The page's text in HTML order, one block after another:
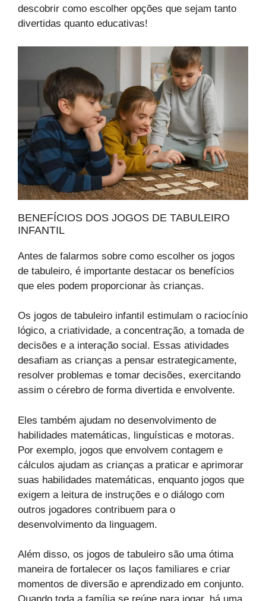
descobrir como escolher opções que sejam tanto
divertidas quanto educativas!
BENEFÍCIOS DOS JOGOS DE TABULEIRO
INFANTIL
Antes de falarmos sobre como escolher os jogos
de tabuleiro, é importante destacar os benefícios
que eles podem proporcionar às crianças.
Os jogos de tabuleiro infantil estimulam o raciocínio
lógico, a criatividade, a concentração, a tomada de
decisões e a interação social. Essas atividades
desafiam as crianças a pensar estrategicamente,
resolver problemas e tomar decisões, exercitando
assim o cérebro de forma divertida e envolvente.
Eles também ajudam no desenvolvimento de
habilidades matemáticas, linguísticas e motoras.
Por exemplo, jogos que envolvem contagem e
cálculos ajudam as crianças a praticar e aprimorar
suas habilidades matemáticas, enquanto jogos que
exigem a leitura de instruções e o diálogo com
outros jogadores contribuem para o
desenvolvimento da linguagem.
Além disso, os jogos de tabuleiro são uma ótima
maneira de fortalecer os laços familiares e criar
momentos de diversão e aprendizado em conjunto.